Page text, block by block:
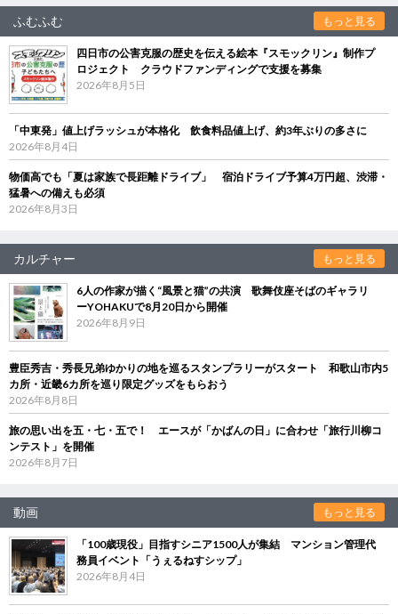
ふむふむ もっと見る
四日市の公害克服の歴史を伝える絵本『スモックリン』制作プ
ロジェクト クラウドファンディングで支援を募集
2026年8月5日
「中東発」値上げラッシュが本格化 飲食料品値上げ、約3年ぶりの多さに
2026年8月4日
物価高でも「夏は家族で長距離ドライブ」 宿泊ドライブ予算4万円超、渋滞・
猛暑への備えも必須
2026年8月3日
カルチャー もっと見る
6人の作家が描く“風景と猫”の共演 歌舞伎座そばのギャラリ
ーYOHAKUで8月20日から開催
2026年8月9日
豊臣秀吉・秀長兄弟ゆかりの地を巡るスタンプラリーがスタート 和歌山市内5
カ所・近畿6カ所を巡り限定グッズをもらおう
2026年8月8日
旅の思い出を五・七・五で！ エースが「かばんの日」に合わせ「旅行川柳コ
ンテスト」を開催
2026年8月7日
動画 もっと見る
「100歳現役」目指すシニア1500人が集結 マンション管理代
務員イベント「うぇるねすシップ」
2026年8月4日